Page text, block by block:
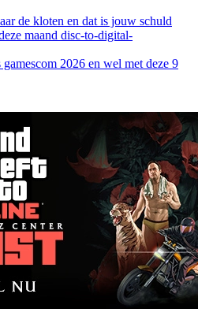
de kloten en dat is jouw schuld
maand disc-to-digital-
2026 en wel met deze 9